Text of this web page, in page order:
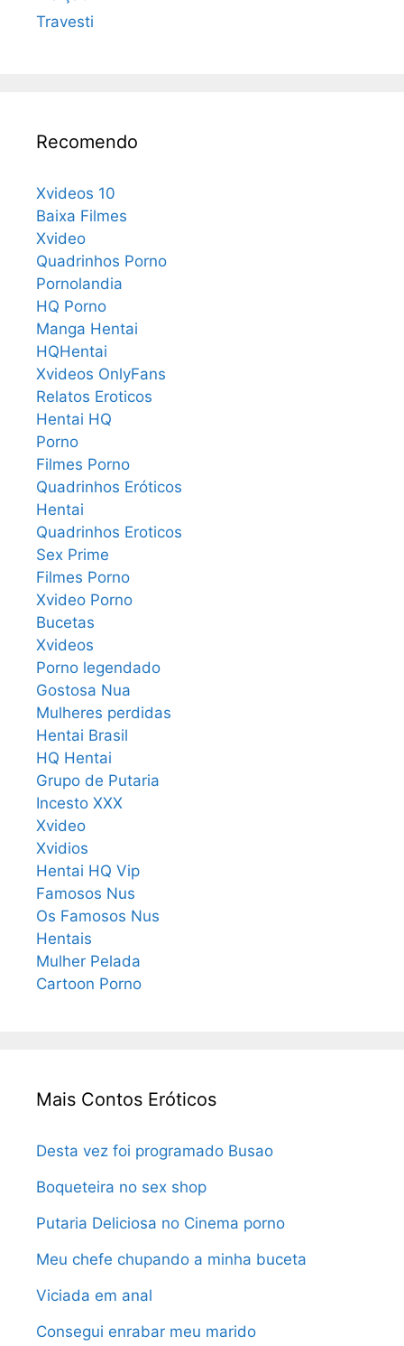
Travesti
Recomendo
Xvideos 10
Baixa Filmes
Xvideo
Quadrinhos Porno
Pornolandia
HQ Porno
Manga Hentai
HQHentai
Xvideos OnlyFans
Relatos Eroticos
Hentai HQ
Porno
Filmes Porno
Quadrinhos Eróticos
Hentai
Quadrinhos Eroticos
Sex Prime
Filmes Porno
Xvideo Porno
Bucetas
Xvideos
Porno legendado
Gostosa Nua
Mulheres perdidas
Hentai Brasil
HQ Hentai
Grupo de Putaria
Incesto XXX
Xvideo
Xvidios
Hentai HQ Vip
Famosos Nus
Os Famosos Nus
Hentais
Mulher Pelada
Cartoon Porno
Mais Contos Eróticos
Desta vez foi programado Busao
Boqueteira no sex shop
Putaria Deliciosa no Cinema porno
Meu chefe chupando a minha buceta
Viciada em anal
Consegui enrabar meu marido